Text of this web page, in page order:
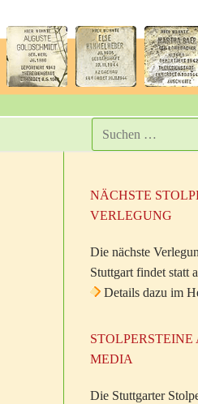
NÄCHSTE
VERLEGUNG
Die nächste
Stuttgart findet statt
Details dazu im
MEDIA
Die Stuttgarter